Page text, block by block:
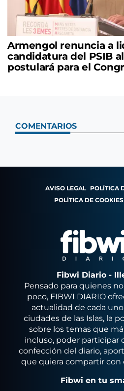
Armengol renuncia a
candidatura del PSIB
postulará para el
COMENTARIOS
AVISO LEGAL POLÍTICA
POLÍTICA DE COOKIES
Fibwi Diario -
Pensado para quienes
poco, FIBWI DIARIO
actualidad de cada
ciudades de las Islas, la
sobre los temas que
incluso, poder participar
confección del diario,
que quiera compartir con
Fibwi en tu